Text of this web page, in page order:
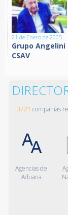
21 de Enero de 2005
Grupo
CSAV
3721 compañías
Agencias de
Aduana